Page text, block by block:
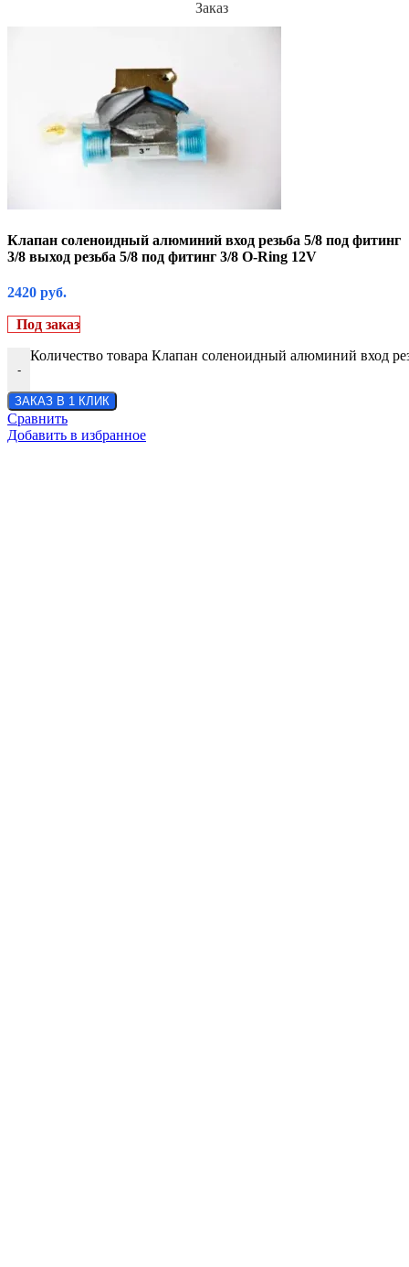
Заказ
Клапан соленоидный алюминий вход резьба 5/8 под фитинг
3/8 выход резьба 5/8 под фитинг 3/8 O-Ring 12V
2420 руб.
Под заказ
-
Количество товара Клапан соленоидный алюминий вход
ЗАКАЗ В 1 КЛИК
Сравнить
Добавить в избранное